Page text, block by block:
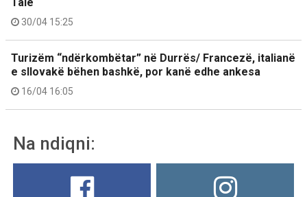
30/04 15:25
Turizëm “ndërkombëtar” në Durrës/ Francezë, italianë
e sllovakë bëhen bashkë, por kanë edhe ankesa
16/04 16:05
Na ndiqni: